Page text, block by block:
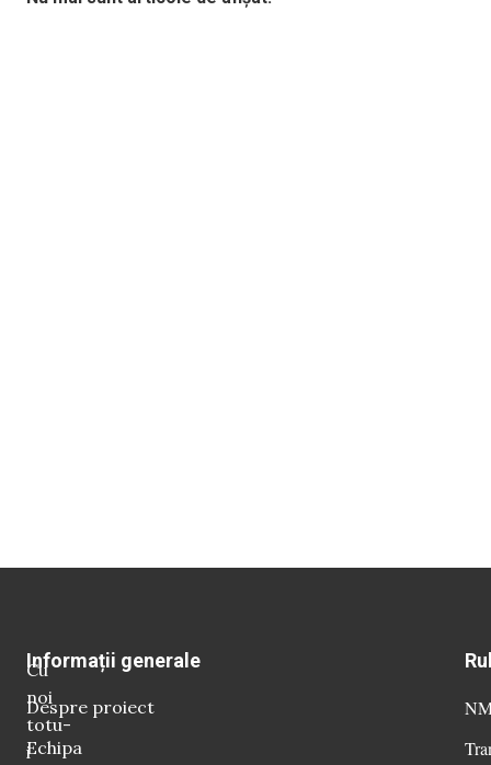
Cu
noi
totu-
i
Informații generale
Despre proiect
Echipa